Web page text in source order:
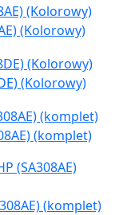
(Kolorowy)
(Kolorowy)
(komplet)
(komplet)